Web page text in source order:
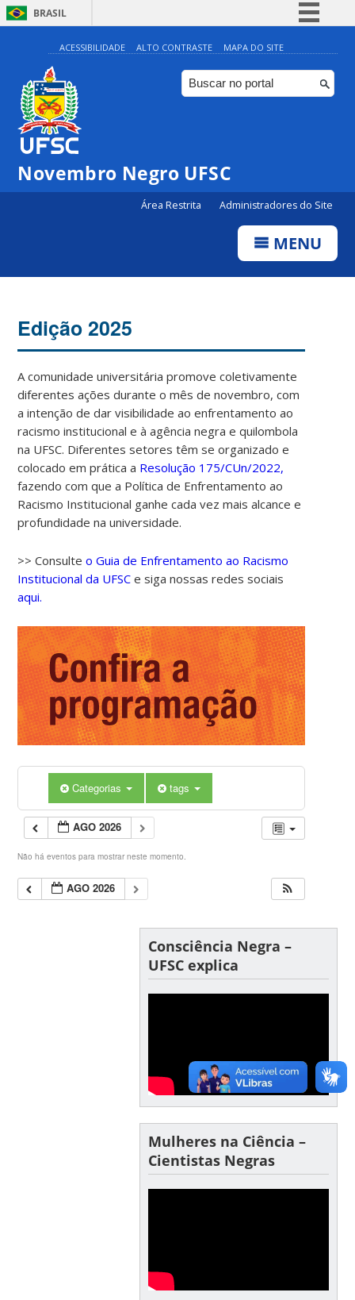
BRASIL
Simplifique!
Comunica BR
Participe
ACESSIBILIDADE ALTO CONTRASTE MAPA DO SITE
Novembro Negro UFSC
Área Restrita Administradores do Site
MENU
Edição 2025
A comunidade universitária promove coletivamente
diferentes ações durante o mês de novembro, com
a intenção de dar visibilidade ao enfrentamento ao
racismo institucional e à agência negra e quilombola
na UFSC. Diferentes setores têm se organizado e
colocado em prática a Resolução 175/CUn/2022,
fazendo com que a Política de Enfrentamento ao
Racismo Institucional ganhe cada vez mais alcance e
profundidade na universidade.
>> Consulteo Guia de Enfrentamento ao Racismo
Institucional da UFSC e siga nossas redes sociais
aqui.
Categorias tags
AGO 2026
Não há eventos para mostrar neste momento.
AGO 2026
Consciência Negra –
UFSC explica
Mulheres na Ciência –
Cientistas Negras